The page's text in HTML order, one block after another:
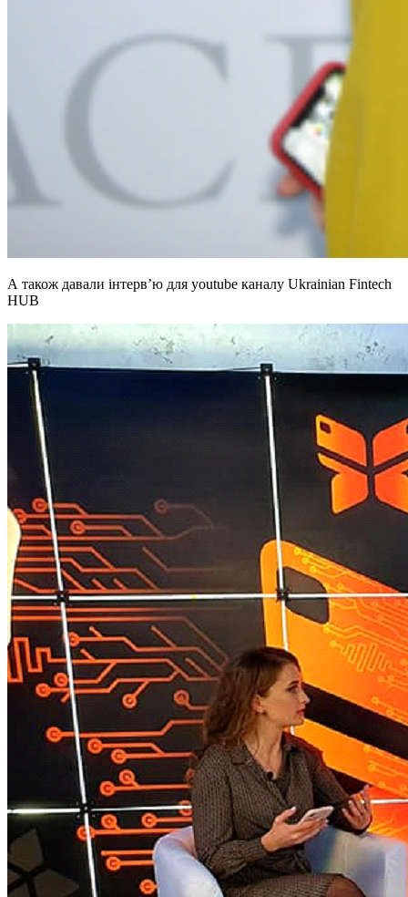
А також давали інтерв’ю для youtube каналу Ukrainian Fintech
HUB